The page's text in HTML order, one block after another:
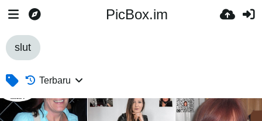
PicBox.im
slut
Terbaru